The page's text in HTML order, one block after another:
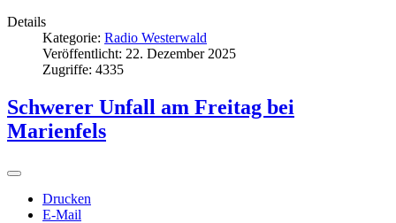
Details
Kategorie: Radio Westerwald
Veröffentlicht: 22. Dezember 2025
Zugriffe: 4335
Schwerer Unfall am Freitag bei
Marienfels
Drucken
E-Mail